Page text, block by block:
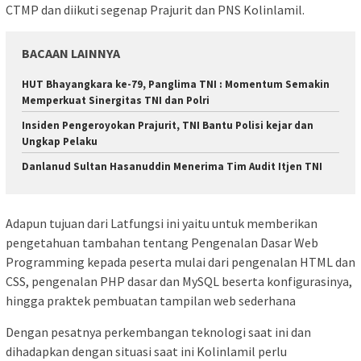
CTMP dan diikuti segenap Prajurit dan PNS Kolinlamil.
BACAAN LAINNYA
HUT Bhayangkara ke-79, Panglima TNI : Momentum Semakin
Memperkuat Sinergitas TNI dan Polri
Insiden Pengeroyokan Prajurit, TNI Bantu Polisi kejar dan
Ungkap Pelaku
Danlanud Sultan Hasanuddin Menerima Tim Audit Itjen TNI
Adapun tujuan dari Latfungsi ini yaitu untuk memberikan
pengetahuan tambahan tentang Pengenalan Dasar Web
Programming kepada peserta mulai dari pengenalan HTML dan
CSS, pengenalan PHP dasar dan MySQL beserta konfigurasinya,
hingga praktek pembuatan tampilan web sederhana
Dengan pesatnya perkembangan teknologi saat ini dan
dihadapkan dengan situasi saat ini Kolinlamil perlu